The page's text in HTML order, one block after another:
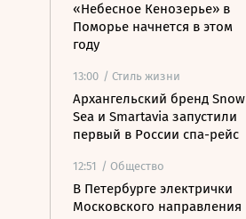
«Небесное Кенозерье» в
Поморье начнется в этом
году
13:00 / Стиль жизни
Архангельский бренд Snow
Sea и Smartavia запустили
первый в России спа-рейс
12:51 / Общество
В Петербурге электрички
Московского направления